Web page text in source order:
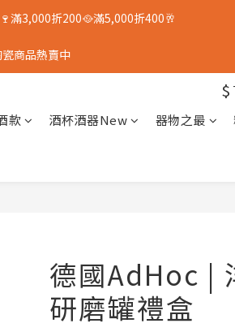
滿3,000折200🥘滿5,000折400🥂
商品熱賣中
$
款 酒杯酒器New 器物之最
德國AdHoc |
研磨罐禮盒